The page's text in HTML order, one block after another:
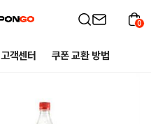
고객센터 쿠폰 교환 방법
0